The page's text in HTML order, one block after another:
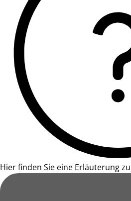
Hier finden Sie eine Erläuterung